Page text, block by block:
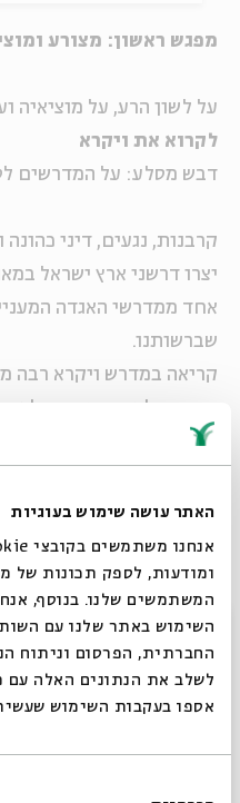
האתר עושה שימוש בעוגיות
ומודעות, לספק תכונות של
המשתמשים שלנו. בנוסף,
השימוש באתר שלנו עם
החברתית, הפרסום וניתוח
לשלב את הנתונים האלה
אספו בעקבות השימוש
מפגש ראשון: מצורע
על לשון הרע, על מוציאיה
לקרוא את ויקרא
דבש מסלע: על המדרשים
קרבנות, נגעים, דיני
יצרו דרשני ארץ ישראל
אחד ממדרשי האגדה
שברשותנו.
קריאה במדרש ויקרא רבה
דבש מסלע, מדרשים מלאי
נטועים עמוק בפסוקים
מרצה: פרופסור אביגדור
שיתוף הוספה ליומן
אירועים נוספים
סגור